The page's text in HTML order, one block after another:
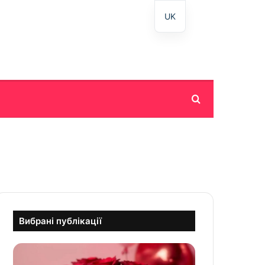
Вибрані публікації
З
UK